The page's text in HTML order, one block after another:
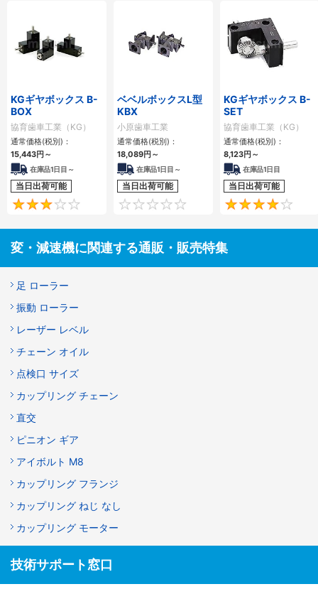
KGギヤボックス B-
BOX
協育歯車工業（KG）
通常価格(税別)：
15,443円～
在庫品1日目～
当日出荷可能
3
ベベルボックスL型
KBX
小原歯車工業
通常価格(税別)：
18,089円～
在庫品1日目～
当日出荷可能
0
KGギヤボックス B-
SET
協育歯車工業（KG）
通常価格(税別)：
8,123円～
在庫品1日目
当日出荷可能
変・減速機に関連する通販・販売特集
足 ローラー
振動 ローラー
レーザー レベル
チェーン オイル
点検口 サイズ
カップリング チェーン
直交
ピニオン ギア
アイボルト M8
カップリング フランジ
カップリング ねじ なし
カップリング モーター
技術サポート窓口